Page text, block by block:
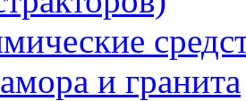
и гранита